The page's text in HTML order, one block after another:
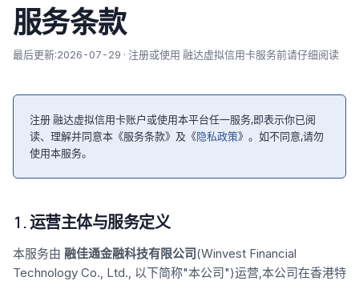
服务条款
最后更新:2026-07-29 · 注册或使用 融达虚拟信用卡服务前请仔细阅读
注册 融达虚拟信用卡账户或使用本平台任一服务,即表示你已阅
读、理解并同意本《服务条款》及《隐私政策》。如不同意,请勿
使用本服务。
1. 运营主体与服务定义
本服务由 融佳通金融科技有限公司(Winvest Financial
Technology Co., Ltd., 以下简称"本公司")运营,本公司在香港特